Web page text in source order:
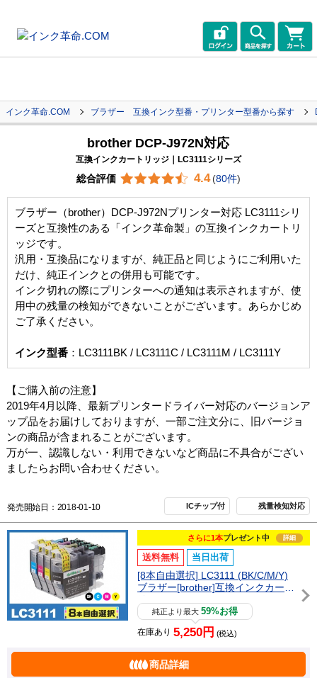
インク革命.COM ブラザー 互換インク型番・プリンター型番から探す
brother DCP-J972N対応
互換インクカートリッジ｜LC3111シリーズ
総合評価 4.4 (80件)
ブラザー（brother）DCP-J972Nプリンター対応 LC3111シリ
ーズと互換性のある「インク革命製」の互換インクカートリ
ッジです。
汎用・互換品になりますが、純正品と同じようにご利用いた
だけ、純正インクとの併用も可能です。
インク切れの際にプリンターへの通知は表示されますが、使
用中の残量の検知ができないことがございます。あらかじめ
ご了承ください。
インク型番 ：LC3111BK / LC3111C / LC3111M / LC3111Y
【ご購入前の注意】
2019年4月以降、最新プリンタードライバー対応のバージョンア
ップ品をお届けしておりますが、一部ご注文分に、旧バージョ
ンの商品が含まれることがございます。
万が一、認識しない・利用できないなど商品に不具合がござい
ましたらお問い合わせください。
発売開始日：2018-01-10 ICチップ付 残量検知対応
さらに1本プレゼント中 詳細
送料無料 当日出荷
[8本自由選択] LC3111 (BK/C/M/Y)
ブラザー[brother]互換インクカート
純正より最大59%お得
在庫あり 5,250円 (税込)
商品詳細